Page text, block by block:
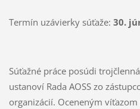
Termín uzávierky súťaže: 30.
Súťažné práce posúdi
ustanoví Rada AOSS zo
organizácií. Oceneným